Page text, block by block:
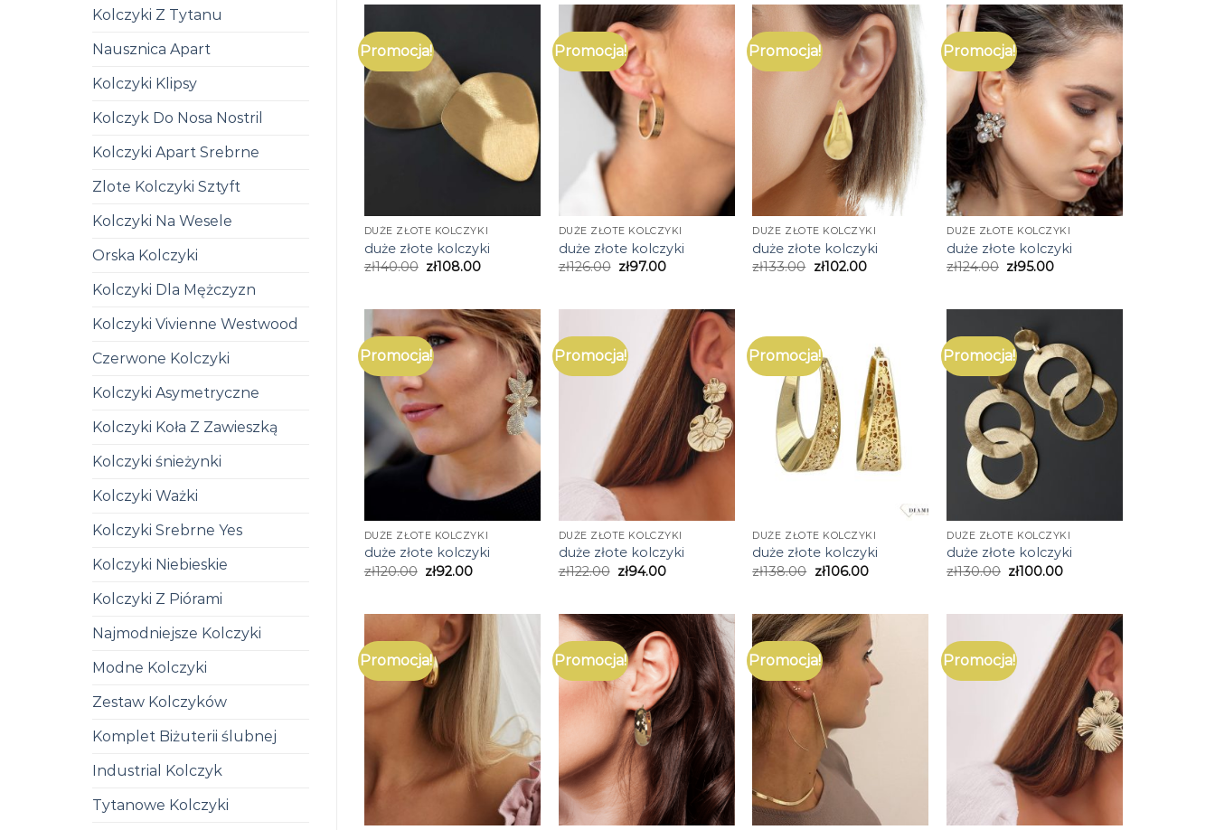
Kolczyki Z Tytanu
Nausznica Apart
Kolczyki Klipsy
Kolczyk Do Nosa Nostril
Kolczyki Apart Srebrne
Zlote Kolczyki Sztyft
Kolczyki Na Wesele
Orska Kolczyki
Kolczyki Dla Mężczyzn
Kolczyki Vivienne Westwood
Czerwone Kolczyki
Kolczyki Asymetryczne
Kolczyki Koła Z Zawieszką
Kolczyki śnieżynki
Kolczyki Ważki
Kolczyki Srebrne Yes
Kolczyki Niebieskie
Kolczyki Z Piórami
Najmodniejsze Kolczyki
Modne Kolczyki
Zestaw Kolczyków
Komplet Biżuterii ślubnej
Industrial Kolczyk
Tytanowe Kolczyki
Promocja!
DUŻE ZŁOTE KOLCZYKI
duże złote kolczyki
zł140.00 zł108.00
Promocja!
DUŻE ZŁOTE KOLCZYKI
duże złote kolczyki
zł126.00 zł97.00
Promocja!
DUŻE ZŁOTE KOLCZYKI
duże złote kolczyki
zł133.00 zł102.00
Promocja!
DUŻE ZŁOTE KOLCZYKI
duże złote kolczyki
zł124.00 zł95.00
Promocja!
DUŻE ZŁOTE KOLCZYKI
duże złote kolczyki
zł120.00 zł92.00
Promocja!
DUŻE ZŁOTE KOLCZYKI
duże złote kolczyki
zł122.00 zł94.00
Promocja!
DUŻE ZŁOTE KOLCZYKI
duże złote kolczyki
zł138.00 zł106.00
Promocja!
DUŻE ZŁOTE KOLCZYKI
duże złote kolczyki
zł130.00 zł100.00
Promocja! Promocja! Promocja! Promocja!